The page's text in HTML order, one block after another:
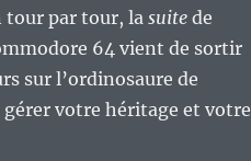
tour par tour, la suitede
64 vient de sortir
sur l’ordinosaure de
gérer votre héritage et votre